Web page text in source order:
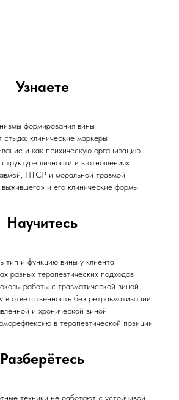
Узнаете
формирования вины
стыда: клинические маркеры
и как психическую организацию
личности и в отношениях
ПТСР и моральной травмой
и его клинические формы
Научитесь
тип и функцию вины у клиента
разных терапевтических подходов
работы с травматической виной
в ответственность без ретравматизации
и хронической виной
в терапевтической позиции
Разберётесь
техники не работают с устойчивой